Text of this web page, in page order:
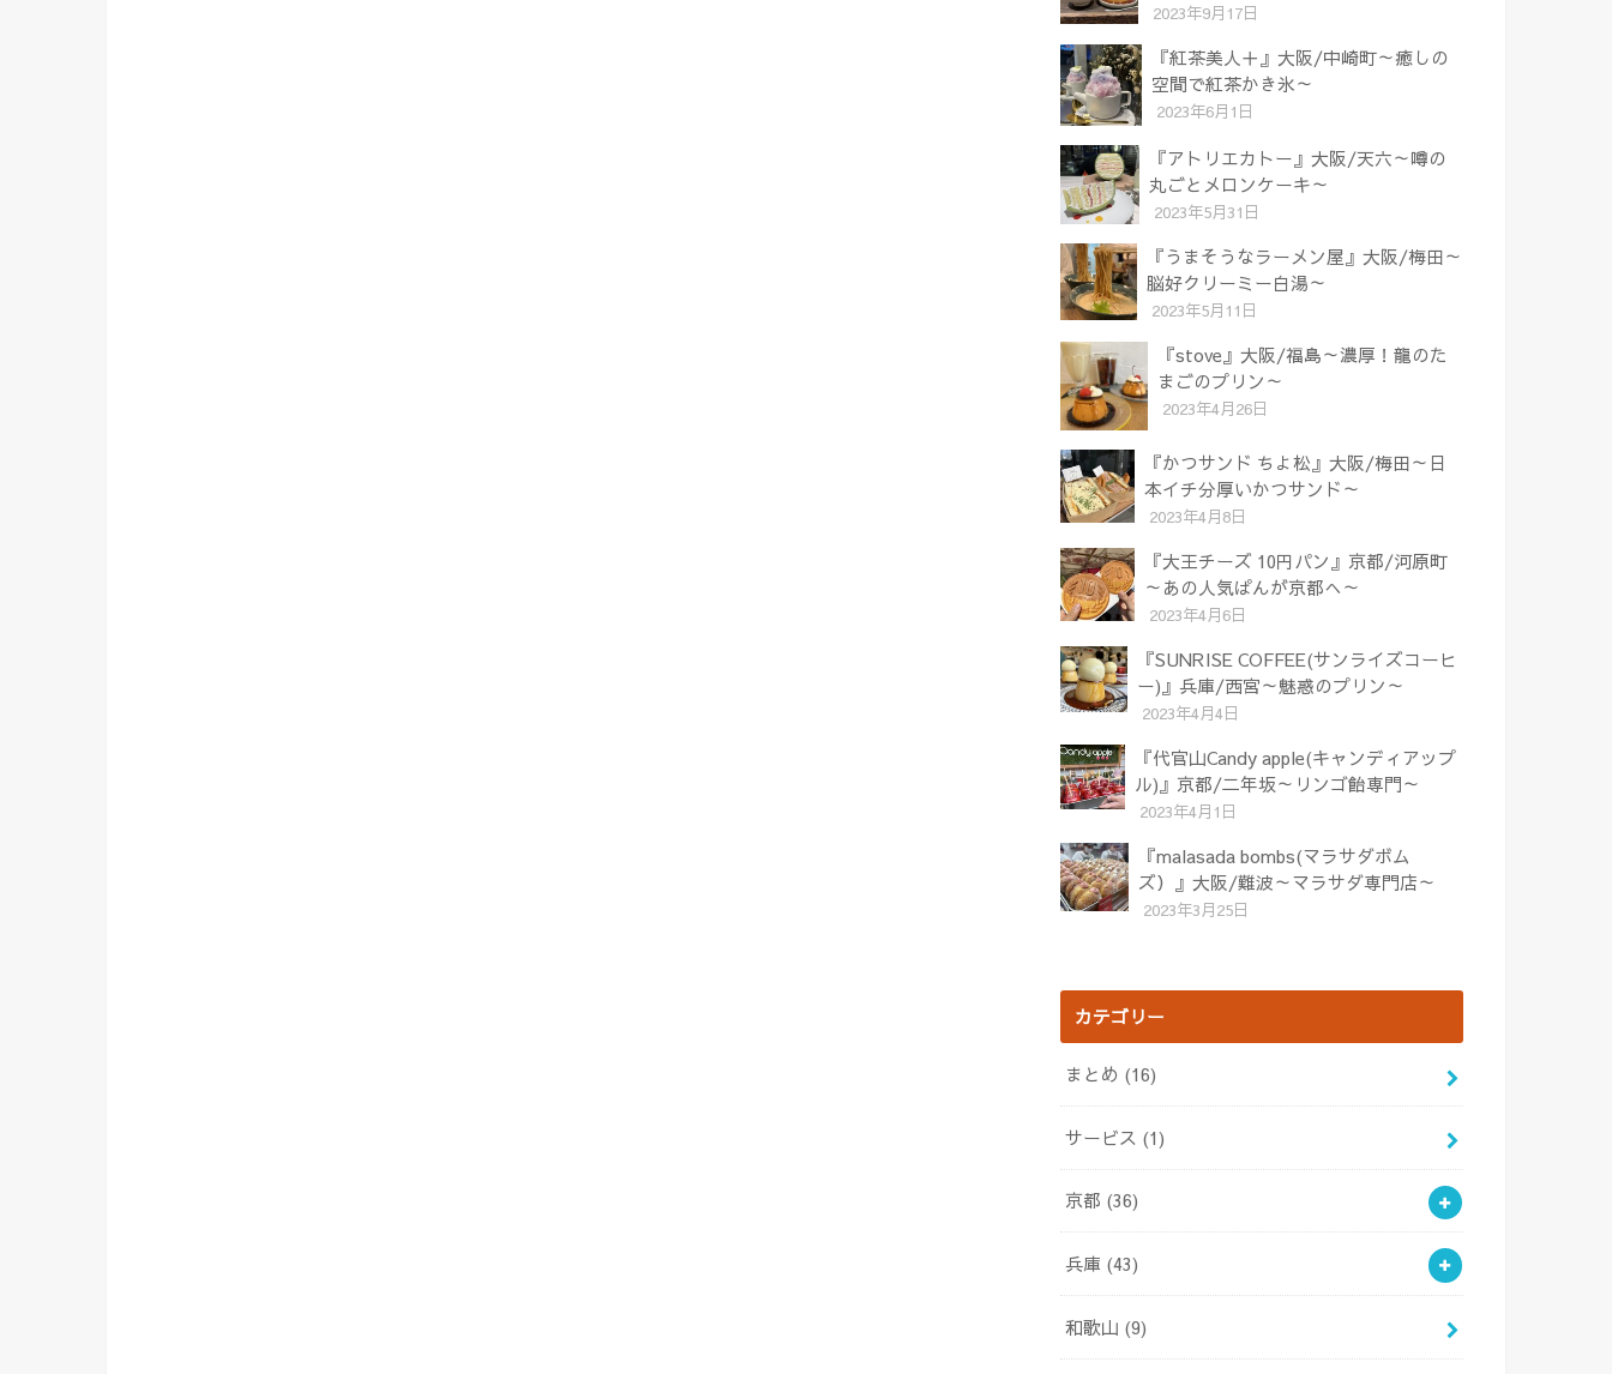
2023年9月17日
『紅茶美人＋』大阪/中崎町～癒しの
空間で紅茶かき氷～
2023年6月1日
『アトリエカトー』大阪/天六～噂の
丸ごとメロンケーキ～
2023年5月31日
『うまそうなラーメン屋』大阪/梅田～
脳好クリーミー白湯～
2023年5月11日
『stove』大阪/福島～濃厚！龍のた
まごのプリン～
2023年4月26日
『かつサンド ちよ松』大阪/梅田～日
本イチ分厚いかつサンド～
2023年4月8日
『大王チーズ 10円パン』京都/河原町
～あの人気ぱんが京都へ～
2023年4月6日
『SUNRISE COFFEE(サンライズコーヒ
ー)』兵庫/西宮～魅惑のプリン～
2023年4月4日
『代官山Candy apple(キャンディアップ
ル)』京都/二年坂～リンゴ飴専門～
2023年4月1日
『malasada bombs(マラサダボム
ズ）』大阪/難波～マラサダ専門店～
2023年3月25日
カテゴリー
まとめ (16)
サービス (1)
京都 (36)
兵庫 (43)
和歌山 (9)